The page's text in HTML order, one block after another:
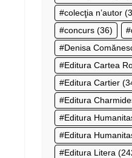
colecţia n’autor
concurs (36)
Denisa
Editura Cartea
Editura Cartier
Editura
Editura
Editura
Editura Litera